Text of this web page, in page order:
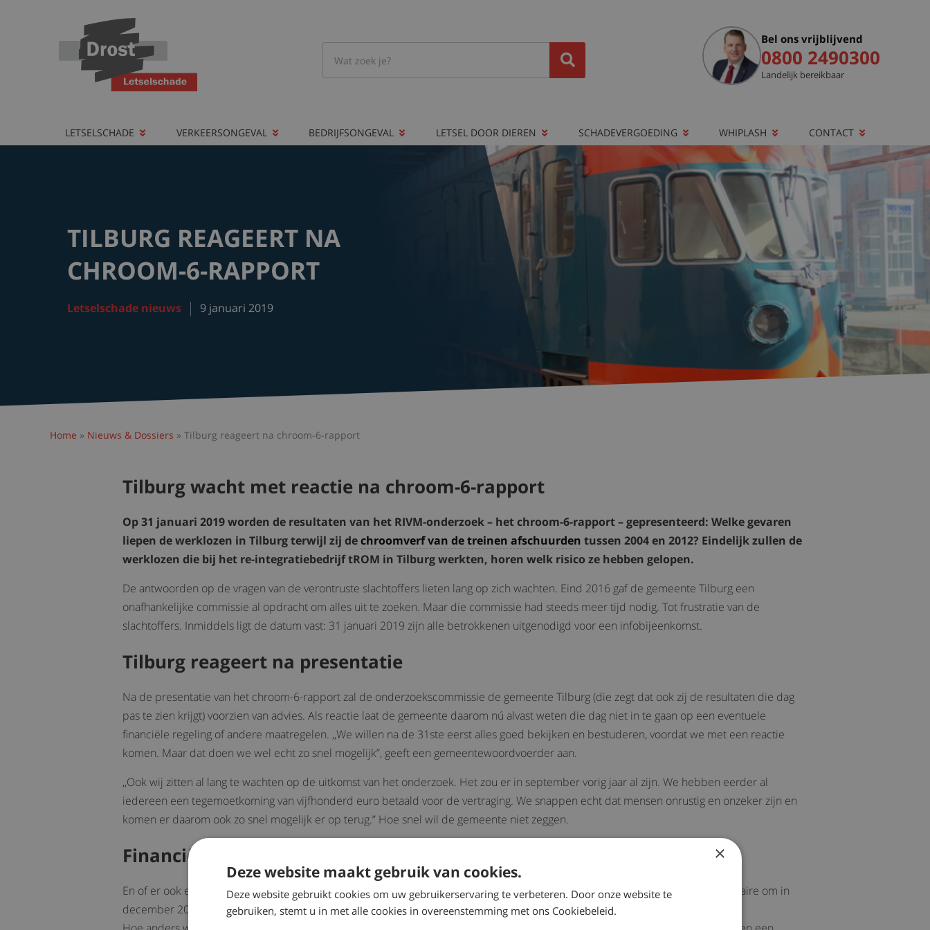
Bel ons vrijblijvend
0800 2490300
Landelijk bereikbaar
LETSELSCHADE VERKEERSONGEVAL BEDRIJFSONGEVAL LETSEL DOOR DIEREN SCHADEVERGOEDING WHIPLASH CONTACT
TILBURG REAGEERT NA
CHROOM-6-RAPPORT
Letselschade nieuws 9 januari 2019
Home » Nieuws & Dossiers » Tilburg reageert na chroom-6-rapport
Tilburg wacht met reactie na chroom-6-rapport
Op 31 januari 2019 worden de resultaten van het RIVM-onderzoek – het chroom-6-rapport – gepresenteerd: Welke gevaren
liepen de werklozen in Tilburg terwijl zij dechroomverf van de treinen afschuurden tussen 2004 en 2012? Eindelijk zullen de
werklozen die bij het re-integratiebedrijf tROM in Tilburg werkten, horen welk risico ze hebben gelopen.
De antwoorden op de vragen van de verontruste slachtoffers lieten lang op zich wachten. Eind 2016 gaf de gemeente Tilburg een
onafhankelijke commissie al opdracht om alles uit te zoeken. Maar die commissie had steeds meer tijd nodig. Tot frustratie van de
slachtoffers. Inmiddels ligt de datum vast: 31 januari 2019 zijn alle betrokkenen uitgenodigd voor een infobijeenkomst.
Tilburg reageert na presentatie
Na de presentatie van het chroom-6-rapport zal de onderzoekscommissie de gemeente Tilburg (die zegt dat ook zij de resultaten die dag
pas te zien krijgt) voorzien van advies. Als reactie laat de gemeente daarom nú alvast weten die dag niet in te gaan op een eventuele
financiële regeling of andere maatregelen. ,,We willen na de 31ste eerst alles goed bekijken en bestuderen, voordat we met een reactie
komen. Maar dat doen we wel echt zo snel mogelijk”, geeft een gemeentewoordvoerder aan.
,,Ook wij zitten al lang te wachten op de uitkomst van het onderzoek. Het zou er in september vorig jaar al zijn. We hebben eerder al
iedereen een tegemoetkoming van vijfhonderd euro betaald voor de vertraging. We snappen echt dat mensen onrustig en onzeker zijn en
komen er daarom ook zo snel mogelijk er op terug.” Hoe snel wil de gemeente niet zeggen.
Financiële regeling
En of er ook een financiële compensatie komt, is nog maar de vraag. Een poging van Tilburgse slachtoffers van de chroom-6-affaire om in
december 2018 met de gemeente en Nedtrain tot een financiële regeling voor alle 700 betrokkenen te komen is mislukt.
×
Deze website maakt gebruik van cookies.
Deze website gebruikt cookies om uw gebruikerservaring te verbeteren. Door onze website te
gebruiken, stemt u in met alle cookies in overeenstemming met ons Cookiebeleid.